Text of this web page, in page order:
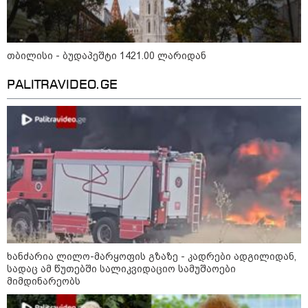
პოლიციამ ,,გლოვოს” კურიერზე
თავდასხმის ბრალდებით 3 პირი,
მათ შორის 2 არასრულწლოვანი
დააკავა - შსს ინფორმაციას
ავრცელებს
"ეს ის ადგილია, საიდანაც
გუშინდელი ვიდეო ვირუსულად
შესაძლებელია აქ ადამიანის
გადავარდნა" - რა კადრებს
აქვეყნებს კობა ახალაძე
მლეთიდან, სადაც 12 წლის წინ
გურამ დადიანიძე გაუჩინარდა?
პოლიტიკა
თბილისი - ბუდაპეშტი 1421.00 ლარიდან
PALITRAVIDEO.GE
ხანძარია ლილო-მარყოფის გზაზე - კადრები ადგილიდან,
სადაც ამ წუთებში სალიკვიდაციო სამუშაოები
მიმდინარეობს